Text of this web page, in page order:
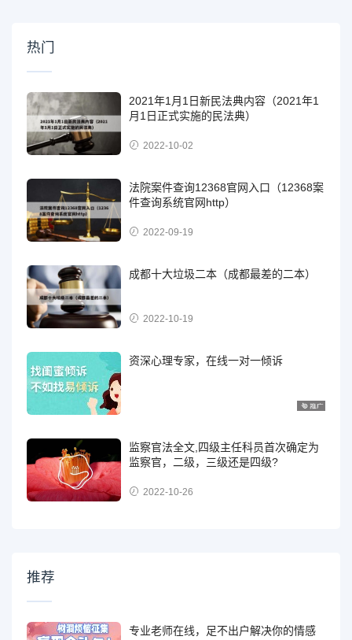
热门
2021年1月1日新民法典内容（2021年1
月1日正式实施的民法典）
2022-10-02
法院案件查询12368官网入口（12368案
件查询系统官网http）
2022-09-19
成都十大垃圾二本（成都最差的二本）
2022-10-19
资深心理专家，在线一对一倾诉
监察官法全文,四级主任科员首次确定为
监察官，二级，三级还是四级?
2022-10-26
推荐
专业老师在线，足不出户解决你的情感